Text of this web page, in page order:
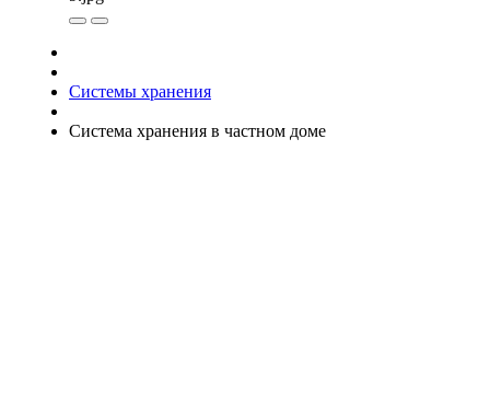
Системы хранения
Система хранения в частном доме